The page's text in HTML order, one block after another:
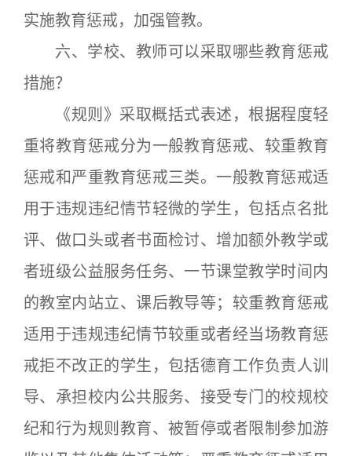
实施教育惩戒，加强管教。
六、学校、教师可以采取哪些教育惩戒
措施？
《规则》采取概括式表述，根据程度轻
重将教育惩戒分为一般教育惩戒、较重教育
惩戒和严重教育惩戒三类。一般教育惩戒适
用于违规违纪情节轻微的学生，包括点名批
评、做口头或者书面检讨、增加额外教学或
者班级公益服务任务、一节课堂教学时间内
的教室内站立、课后教导等；较重教育惩戒
适用于违规违纪情节较重或者经当场教育惩
戒拒不改正的学生，包括德育工作负责人训
导、承担校内公共服务、接受专门的校规校
纪和行为规则教育、被暂停或者限制参加游